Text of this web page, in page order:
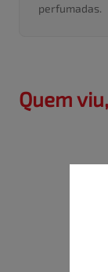
perfumadas.
Quem